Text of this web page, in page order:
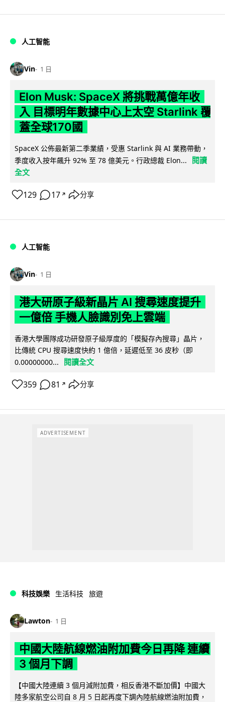
人工智能
Vin 1 日
Elon Musk: SpaceX 將挑戰萬億年收
入 目標明年數據中心上太空 Starlink 覆
蓋全球170國
SpaceX 公佈最新第二季業績，受惠 Starlink 與 AI 業務帶動，
季度收入按年飆升 92% 至 78 億美元。行政總裁 Elon...
閱讀
全文
129 17 ↗ 分享
人工智能
Vin 1 日
港大研原子級新晶片 AI 搜尋速度提升
一億倍 手機人臉識別免上雲端
香港大學團隊成功研發原子級厚度的「模擬存內搜尋」晶片，
比傳統 CPU 搜尋速度快約 1 億倍，延遲低至 36 皮秒（即
0.00000000...
閱讀全文
359 81 ↗ 分享
ADVERTISEMENT
科技娛樂 生活科技 旅遊
Lawton 1 日
中國大陸航線燃油附加費今日再降 連續
3 個月下調
【中國大陸連續 3 個月減附加費，相反香港不斷加價】中國大
陸多家航空公司自 8 月 5 日起再度下調內陸航線燃油附加費，